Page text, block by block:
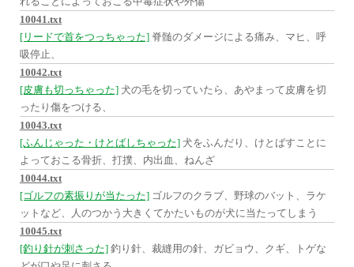
10041.txt
[リードで首をつっちゃった] 脊髄のダメージによる痛み、マヒ、呼
吸停止、
10042.txt
[皮膚も切っちゃった] 犬の毛を切っていたら、あやまって皮膚を切
ったり傷をつける、
10043.txt
[ふんじゃった・けとばしちゃった] 犬をふんだり、けとばすことに
よっておこる骨折、打撲、内出血、ねんざ
10044.txt
[ゴルフの素振りが当たった] ゴルフのクラブ、野球のバット、ラケ
ットなど、人のつかう大きくてかたいものが犬に当たってしまう
10045.txt
[釣り針が刺さった] 釣り針、裁縫用の針、ガビョウ、クギ、トゲな